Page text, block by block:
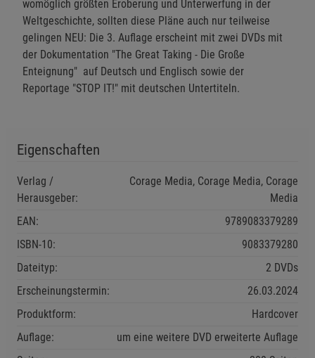
womöglich größten Eroberung und Unterwerfung in der
Weltgeschichte, sollten diese Pläne auch nur teilweise
gelingen NEU: Die 3. Auflage erscheint mit zwei DVDs mit
der Dokumentation "The Great Taking - Die Große
Enteignung" auf Deutsch und Englisch sowie der
Reportage "STOP IT!" mit deutschen Untertiteln.
Eigenschaften
Verlag /
Herausgeber:
Corage Media, Corage Media, Corage
Media
EAN:
9789083379289
ISBN-10:
9083379280
Dateityp:
2 DVDs
Erscheinungstermin:
26.03.2024
Produktform:
Hardcover
Auflage:
um eine weitere DVD erweiterte Auflage